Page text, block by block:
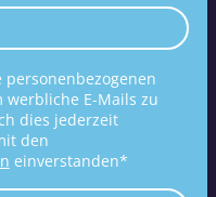
E-Mails zu
dies jederzeit
den
einverstanden*